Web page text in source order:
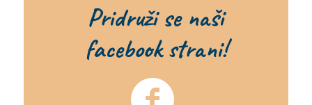
Pridruži se naši
facebook strani!